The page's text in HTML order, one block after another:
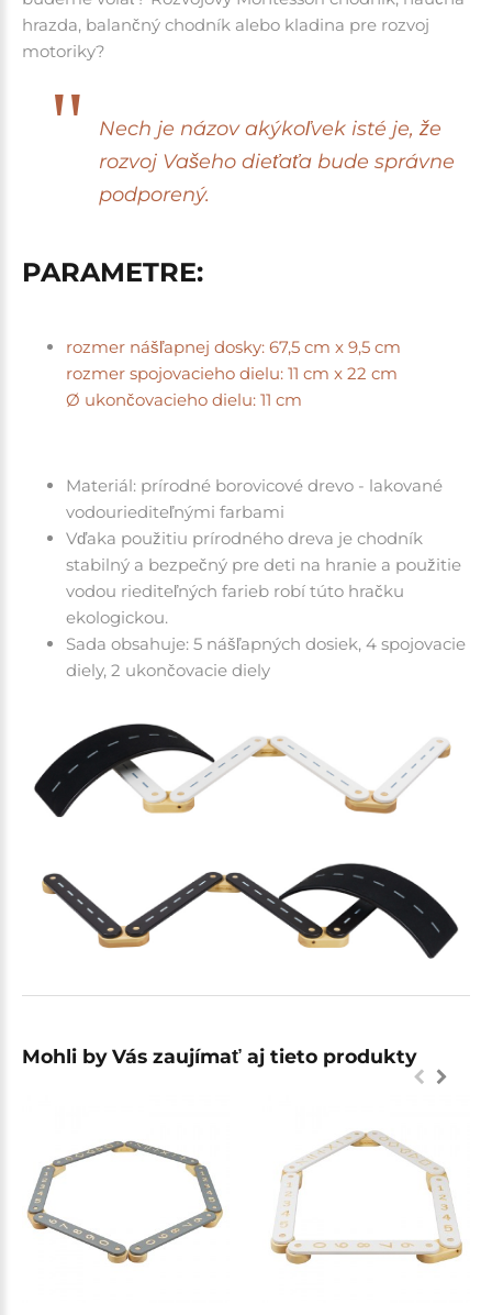
hrazda, balančný chodník alebo kladina pre rozvoj
motoriky?
Nech je názov akýkoľvek isté je, že
rozvoj Vašeho dieťaťa bude správne
podporený.
PARAMETRE:
rozmer nášľapnej dosky: 67,5 cm x 9,5 cm
rozmer spojovacieho dielu: 11 cm x 22 cm
Ø ukončovacieho dielu: 11 cm
Materiál: prírodné borovicové drevo - lakované
vodouriediteľnými farbami
Vďaka použitiu prírodného dreva je chodník
stabilný a bezpečný pre deti na hranie a použitie
vodou riediteľných farieb robí túto hračku
ekologickou.
Sada obsahuje: 5 nášľapných dosiek, 4 spojovacie
diely, 2 ukončovacie diely
Mohli by Vás zaujímať aj tieto produkty